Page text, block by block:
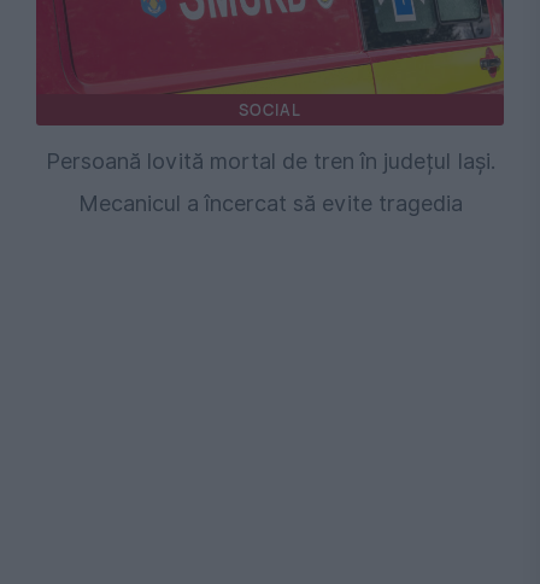
SOCIAL
Persoană lovită mortal de tren în județul Iași.
Mecanicul a încercat să evite tragedia